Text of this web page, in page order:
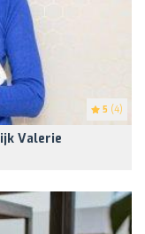
5 (4)
Valerie